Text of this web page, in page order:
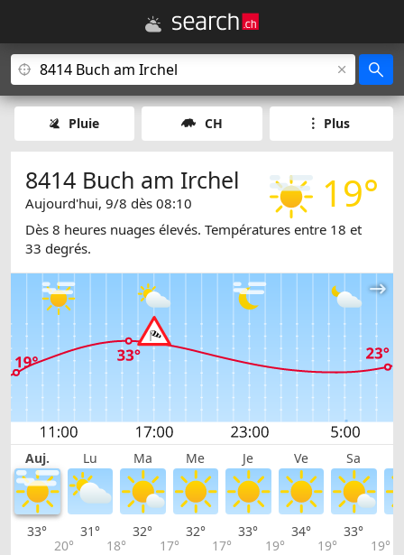
Pluie CH Plus
19°
8414 Buch am Irchel
Aujourd'hui, 9/8 dès 08:10
Dès 8 heures nuages élevés. Températures entre 18 et
33 degrés.
Auj. Lu Ma Me Je Ve Sa
33°
20°
31°
18°
32°
17°
32°
17°
33°
19°
34°
19°
33°
19°